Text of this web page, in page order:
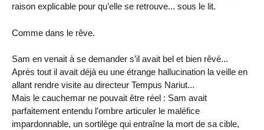
raison explicable pour qu’elle se retrouve... sous le lit.
Comme dans le rêve.
Sam en venait à se demander s’il avait bel et bien rêvé...
Après tout il avait déjà eu une étrange hallucination la veille en
allant rendre visite au directeur Tempus Nariut...
Mais le cauchemar ne pouvait être réel : Sam avait
parfaitement entendu l’ombre articuler le maléfice
impardonnable, un sortilège qui entraîne la mort de sa cible,